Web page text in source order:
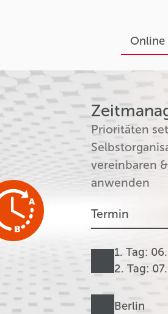
Online
Prioritäten
vereinbaren
anwenden
Termin
1. Tag:
2. Tag:
Berlin